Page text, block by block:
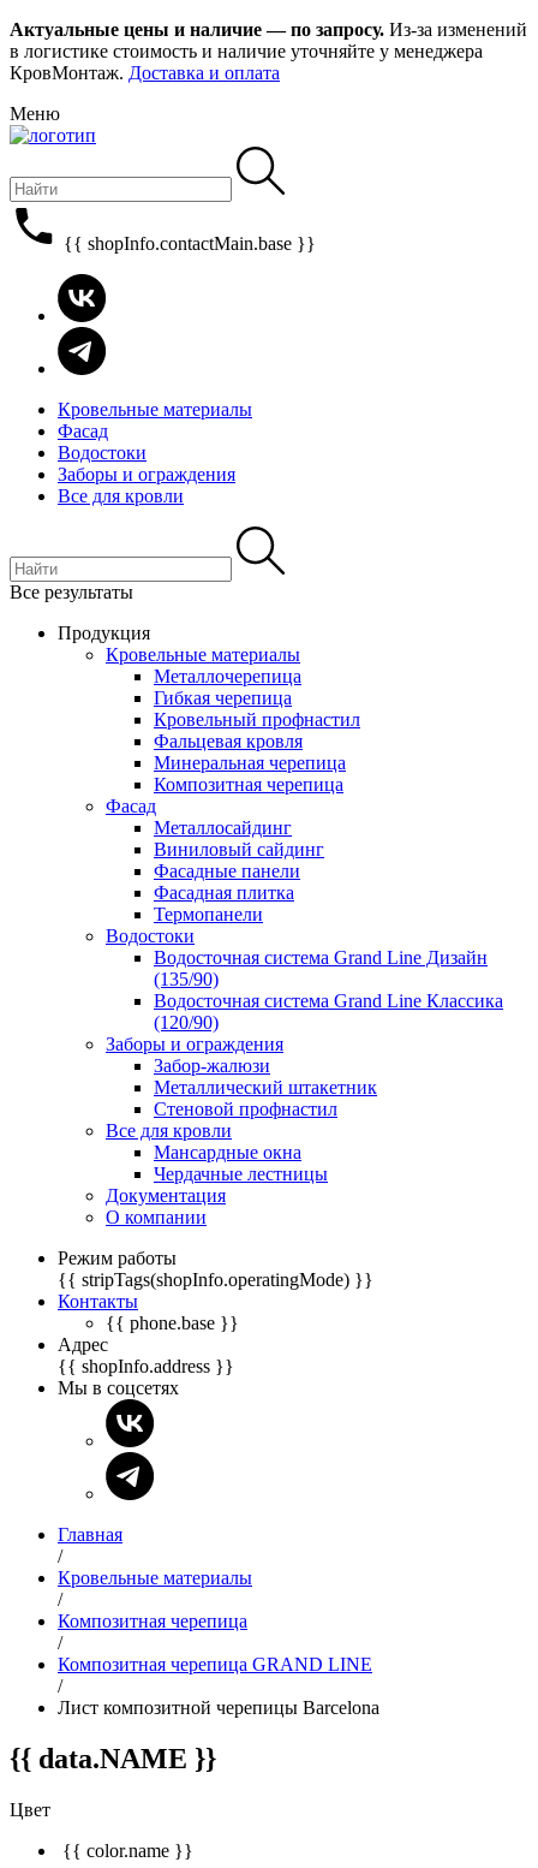
Актуальные цены и наличие — по запросу. Из-за изменений
в логистике стоимость и наличие уточняйте у менеджера
КровМонтаж. Доставка и оплата
Меню
{{ shopInfo.contactMain.base }}
Кровельные материалы
Фасад
Водостоки
Заборы и ограждения
Все для кровли
Все результаты
Продукция
Кровельные материалы
Металлочерепица
Гибкая черепица
Кровельный профнастил
Фальцевая кровля
Минеральная черепица
Композитная черепица
Фасад
Металлосайдинг
Виниловый сайдинг
Фасадные панели
Фасадная плитка
Термопанели
Водостоки
Водосточная система Grand Line Дизайн
(135/90)
Водосточная система Grand Line Классика
(120/90)
Заборы и ограждения
Забор-жалюзи
Металлический штакетник
Стеновой профнастил
Все для кровли
Мансардные окна
Чердачные лестницы
Документация
О компании
Режим работы
{{ stripTags(shopInfo.operatingMode) }}
Контакты
{{ phone.base }}
Адрес
{{ shopInfo.address }}
Мы в соцсетях
Главная
/
Кровельные материалы
/
Композитная черепица
/
Композитная черепица GRAND LINE
/
Лист композитной черепицы Barcelona
{{ data.NAME }}
Цвет
{{ color.name }}